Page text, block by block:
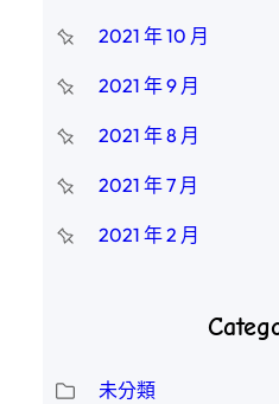
2021 年 10 月
2021 年 9 月
2021 年 8 月
2021 年 7 月
2021 年 2 月
未分類